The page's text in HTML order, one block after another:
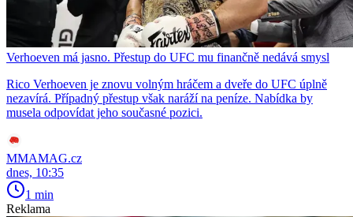
Verhoeven má jasno. Přestup do UFC mu finančně nedává smysl
Rico Verhoeven je znovu volným hráčem a dveře do UFC úplně
nezavírá. Případný přestup však naráží na peníze. Nabídka by
musela odpovídat jeho současné pozici.
MMAMAG.cz
dnes, 10:35
1 min
Reklama